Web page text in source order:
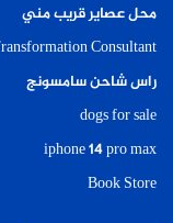
محل عصاير قريب مني
Consultant
راس شاحن سامسونج
dogs for sale
iphone 14 pro max
Book Store